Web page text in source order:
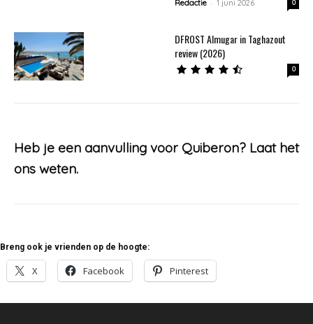
Redactie - 1 juni 2026 0
DFROST Almugar in Taghazout
review (2026)
0
Heb je een aanvulling voor Quiberon? Laat het
ons weten.
Breng ook je vrienden op de hoogte:
X Facebook Pinterest